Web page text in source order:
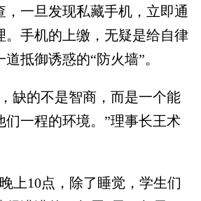
，一旦发现私藏手机，立即通
。手机的上缴，无疑是给自律
抵御诱惑的“防火墙”。
的不是智商，而是一个能
们一程的环境。”理事长王术
10点，除了睡觉，学生们